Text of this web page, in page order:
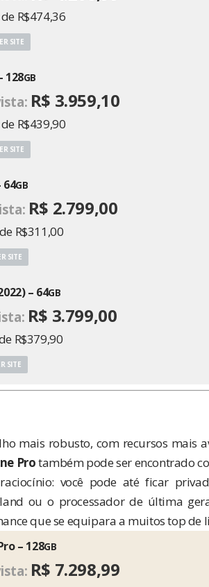
R$474,36
SITE
128GB
R$ 3.959,10
R$439,90
SITE
64GB
R$ 2.799,00
R$311,00
SITE
– 64GB
R$ 3.799,00
R$379,90
SITE
mais robusto, com recursos mais
Protambém pode ser encontrado
você pode até ficar
ou o processador de última
que se equipara a muitos top de
– 128GB
R$ 7.298,99